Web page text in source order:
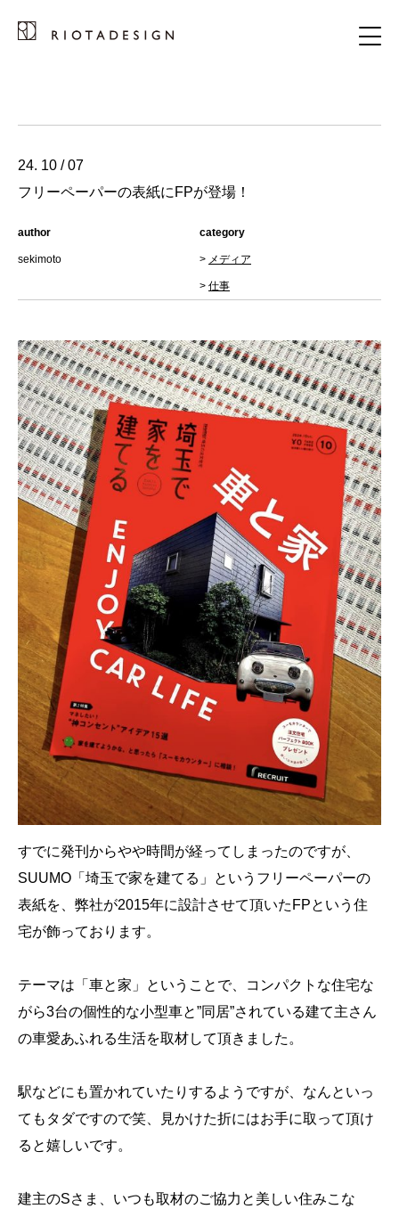
24. 10 / 07
フリーペーパーの表紙にFPが登場！
author
sekimoto
category
> メディア
> 仕事
すでに発刊からやや時間が経ってしまったのですが、
SUUMO「埼玉で家を建てる」というフリーペーパーの
表紙を、弊社が2015年に設計させて頂いたFPという住
宅が飾っております。
テーマは「車と家」ということで、コンパクトな住宅な
がら3台の個性的な小型車と”同居”されている建て主さん
の車愛あふれる生活を取材して頂きました。
駅などにも置かれていたりするようですが、なんといっ
てもタダですので笑、見かけた折にはお手に取って頂け
ると嬉しいです。
建主のSさま、いつも取材のご協力と美しい住みこな